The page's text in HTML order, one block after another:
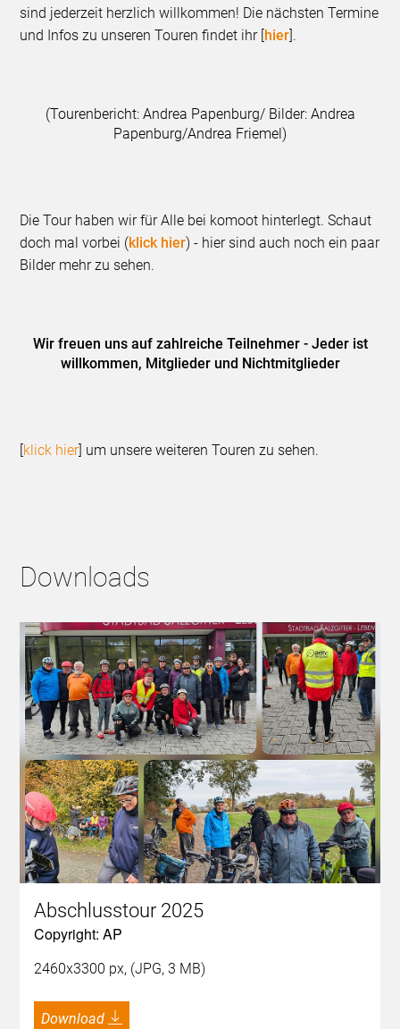
sind jederzeit herzlich willkommen! Die nächsten Termine
und Infos zu unseren Touren findet ihr [hier].
(Tourenbericht: Andrea Papenburg/ Bilder: Andrea
Papenburg/Andrea Friemel)
Die Tour haben wir für Alle bei komoot hinterlegt. Schaut
doch mal vorbei (klick hier) - hier sind auch noch ein paar
Bilder mehr zu sehen.
Wir freuen uns auf zahlreiche Teilnehmer - Jeder ist
willkommen, Mitglieder und Nichtmitglieder
[klick hier] um unsere weiteren Touren zu sehen.
Downloads
Abschlusstour 2025
Copyright: AP
2460x3300 px, (JPG, 3 MB)
Download